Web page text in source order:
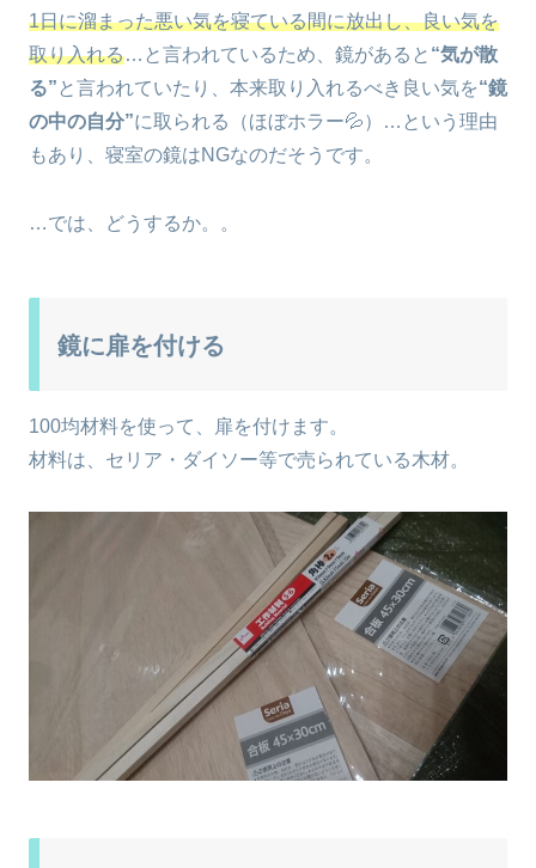
1日に溜まった悪い気を寝ている間に放出し、良い気を
取り入れる…と言われているため、鏡があると “気が散
る” と言われていたり、本来取り入れるべき良い気を“鏡
の中の自分”に取られる（ほぼホラー💦）…という理由
もあり、寝室の鏡はNGなのだそうです。
…では、どうするか。。
鏡に扉を付ける
100均材料を使って、扉を付けます。
材料は、セリア・ダイソー等で売られている木材。